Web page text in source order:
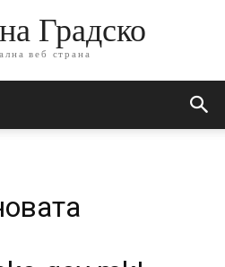
Градско
веб страна